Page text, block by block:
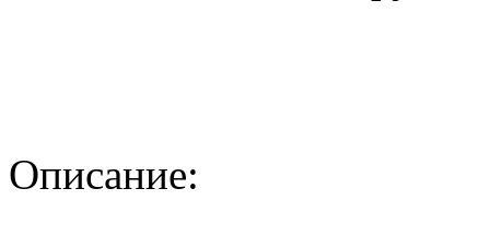
Описание: